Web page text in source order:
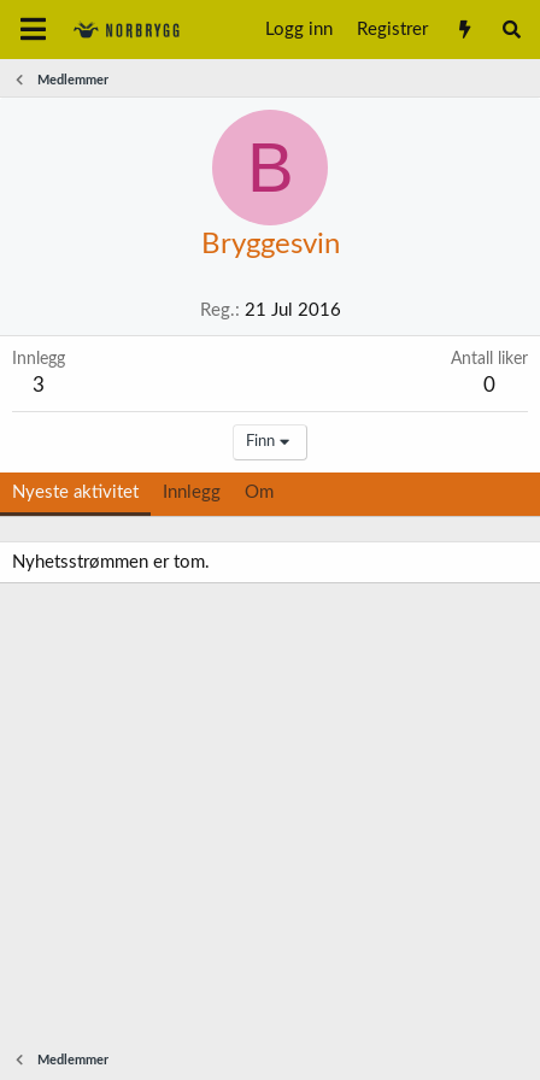
Logg inn Registrer
Medlemmer
B
Bryggesvin
Reg. 21 Jul 2016
Innlegg
3
Antall liker
0
Finn
Nyeste aktivitet Innlegg Om
Nyhetsstrømmen er tom.
Medlemmer